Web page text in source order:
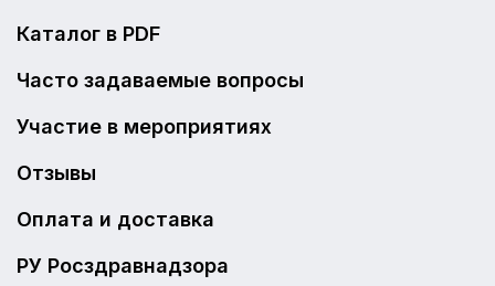
Каталог в PDF
Часто задаваемые вопросы
Участие в мероприятиях
Отзывы
Оплата и доставка
РУ Росздравнадзора